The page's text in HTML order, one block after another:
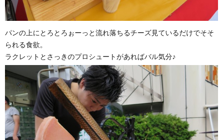
パンの上にとろとろぉーっと流れ落ちるチーズ見ているだけでそそ
られる食欲。
ラクレットとさっきのプロシュートがあればバル気分♪